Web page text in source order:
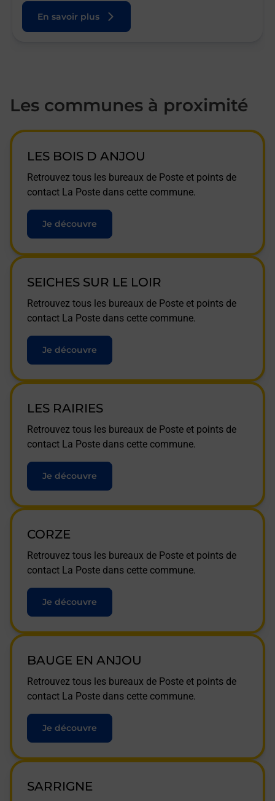
En savoir plus
Les communes à proximité
LES BOIS D ANJOU
Retrouvez tous les bureaux de Poste et points de
contact La Poste dans cette commune.
Je découvre
SEICHES SUR LE LOIR
Retrouvez tous les bureaux de Poste et points de
contact La Poste dans cette commune.
Je découvre
LES RAIRIES
Retrouvez tous les bureaux de Poste et points de
contact La Poste dans cette commune.
Je découvre
CORZE
Retrouvez tous les bureaux de Poste et points de
contact La Poste dans cette commune.
Je découvre
BAUGE EN ANJOU
Retrouvez tous les bureaux de Poste et points de
contact La Poste dans cette commune.
Je découvre
SARRIGNE